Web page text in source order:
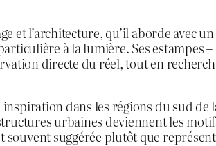
et l’architecture, qu’il aborde avec un
à la lumière. Ses estampes –
directe du réel, tout en
dans les régions du sud de
urbaines deviennent les
suggérée plutôt que